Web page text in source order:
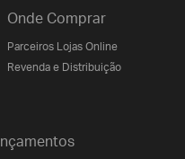
Onde Comprar
Parceiros Lojas Online
Revenda e Distribuição